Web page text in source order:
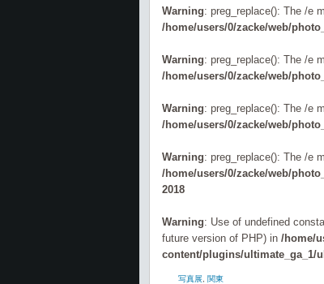
Warning: preg_replace(): The /e
/home/users/0/zacke/web/
Warning: preg_replace(): The /e
/home/users/0/zacke/web/
Warning: preg_replace(): The /e
/home/users/0/zacke/web/
Warning: preg_replace(): The /e
/home/users/0/zacke/web/
2018
Warning: Use of undefined
future version of PHP) in /home/
content/plugins/ultimate_ga_1/
写真展 関東